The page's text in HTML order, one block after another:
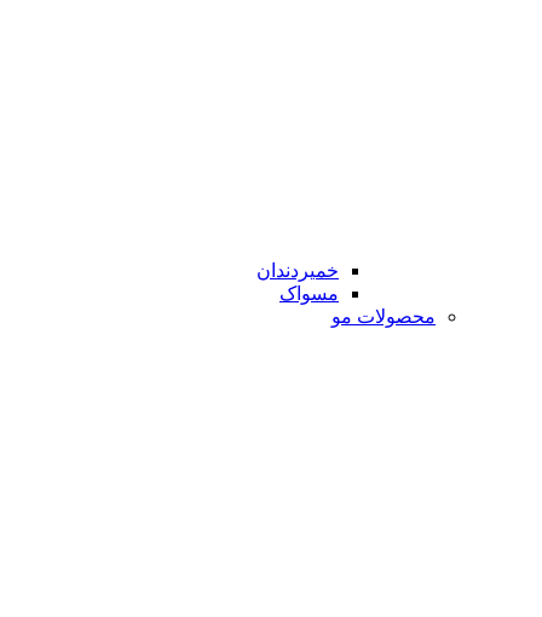
خمیردندان
مسواک
محصولات مو